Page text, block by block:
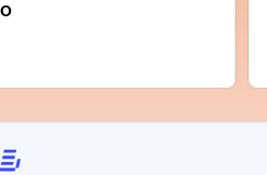
SEJA